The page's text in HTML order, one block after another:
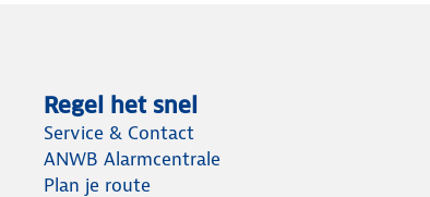
Regel het snel
Service & Contact
ANWB Alarmcentrale
Plan je route